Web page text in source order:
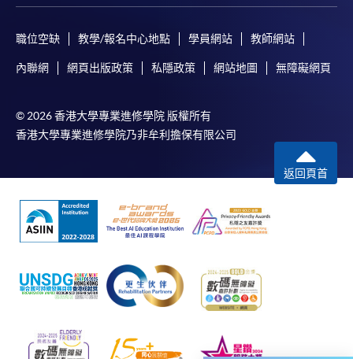
因，包括未獲授權進入、資料傳送的改動、任何非法行為等。
以上中文本純作參考之用，如內容與英文版本有任何歧義，一
切以英文版本為準。
申請人可親臨學院任何一所報名中心，以現金、「易
辦事」、微信支付（WeChat Pay）或支付寶
2. 支票或銀行本票
如以劃線支票或銀行本票繳付，抬頭請註明「香港大
學專業進修學院」。支票背面請寫上課程名稱及申請
人姓名。 閣下可：
職位空缺 教學/報名中心地點 學員網站 教師網站
內聯網 網頁出版政策 私隱政策 網站地圖 無障礙網頁
© 2026 香港大學專業進修學院 版權所有
香港大學專業進修學院乃非牟利擔保有限公司
返回頁首